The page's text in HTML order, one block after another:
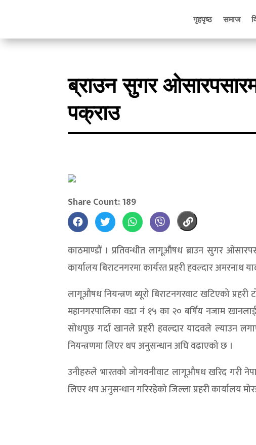
गृहपृष्ठ समाज
ब्राउन सुगर
पक्राउ
Share Count: 189
काठमाण्डौं । प्रतिवन्धीत लागूऔषध ब्राउन सुगर
कार्यालय बिराटनगरमा कार्यरत प्रहरी हवल्दार अमरनाथ
लागूऔषध नियन्त्रण ब्यूरो बिराटनगरवाट खटिएको
महानगरपालिका वडा नं १५ का २० बर्षिय नजाम
सोधपुछ गर्दा खानले प्रहरी हवल्दार यादवले ल्याउन
नियन्त्रणमा लिएर थप अनुसन्धान अघि वढाएको छ ।
उनीहरुले भारतको जोगवनीवाट लागूऔषध खरिद गरी
लिएर थप अनुसन्धान गरिरहेको जिल्ला प्रहरी कार्यालय